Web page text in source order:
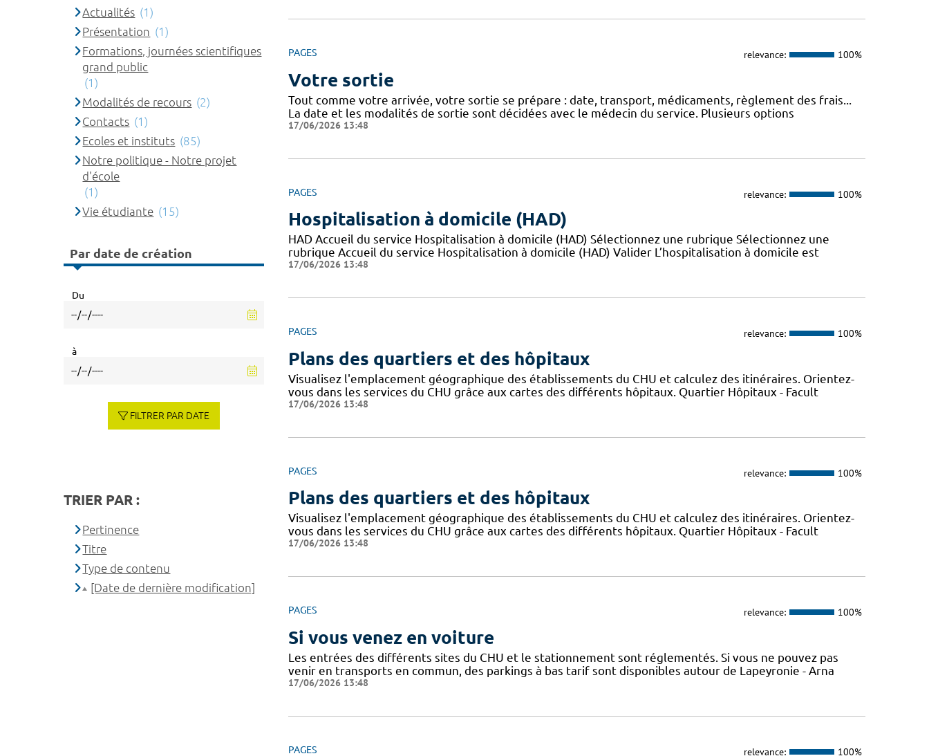
PAGES relevance: 100%
Votre sortie
Tout comme votre arrivée, votre sortie se prépare : date, transport, médicaments, règlement des frais...
La date et les modalités de sortie sont décidées avec le médecin du service. Plusieurs options
17/06/2026 13:48
PAGES relevance: 100%
Hospitalisation à domicile (HAD)
HAD Accueil du service Hospitalisation à domicile (HAD) Sélectionnez une rubrique Sélectionnez une
rubrique Accueil du service Hospitalisation à domicile (HAD) Valider L’hospitalisation à domicile est
17/06/2026 13:48
PAGES relevance: 100%
Plans des quartiers et des hôpitaux
Visualisez l'emplacement géographique des établissements du CHU et calculez des itinéraires. Orientez-
vous dans les services du CHU grâce aux cartes des différents hôpitaux. Quartier Hôpitaux - Facult
17/06/2026 13:48
PAGES relevance: 100%
Plans des quartiers et des hôpitaux
Visualisez l'emplacement géographique des établissements du CHU et calculez des itinéraires. Orientez-
vous dans les services du CHU grâce aux cartes des différents hôpitaux. Quartier Hôpitaux - Facult
17/06/2026 13:48
PAGES relevance: 100%
Si vous venez en voiture
Les entrées des différents sites du CHU et le stationnement sont réglementés. Si vous ne pouvez pas
venir en transports en commun, des parkings à bas tarif sont disponibles autour de Lapeyronie - Arna
17/06/2026 13:48
PAGES relevance: 100%
Actualités (1)
Présentation (1)
Formations, journées scientifiques
grand public
(1)
Modalités de recours (2)
Contacts (1)
Ecoles et instituts (85)
Notre politique - Notre projet
d'école
(1)
Vie étudiante (15)
Par date de création
Du
à
FILTRER PAR DATE
TRIER PAR :
Pertinence
Titre
Type de contenu
[Date de dernière modification]